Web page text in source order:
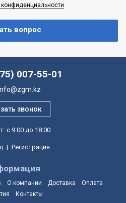
конфиденциальности
007-55-01
с 9:00 до 18:00
| Регистрация
О компании Доставка
Оплата
Контакты